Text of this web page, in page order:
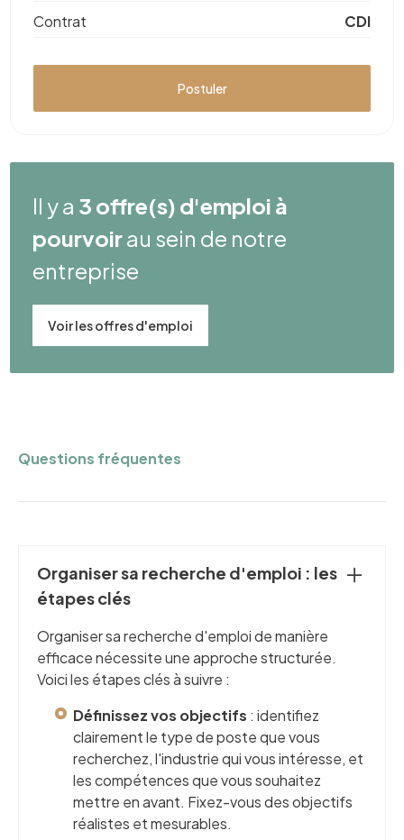
Contrat
CDI
Postuler
Il y a 3 offre(s) d'emploi à
pourvoirau sein de notre
entreprise
Voir les offres d'emploi
Questions fréquentes
Organiser sa recherche d'emploi : les
étapes clés
Organiser sa recherche d'emploi de manière
efficace nécessite une approche structurée.
Voici les étapes clés à suivre :
Définissez vos objectifs : identifiez
clairement le type de poste que vous
recherchez, l'industrie qui vous intéresse, et
les compétences que vous souhaitez
mettre en avant. Fixez-vous des objectifs
réalistes et mesurables.